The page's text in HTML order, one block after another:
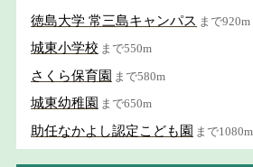
徳島大学 常三島キャンパス まで920m
城東小学校 まで550m
さくら保育園 まで580m
城東幼稚園 まで650m
助任なかよし認定こども園 まで1080m